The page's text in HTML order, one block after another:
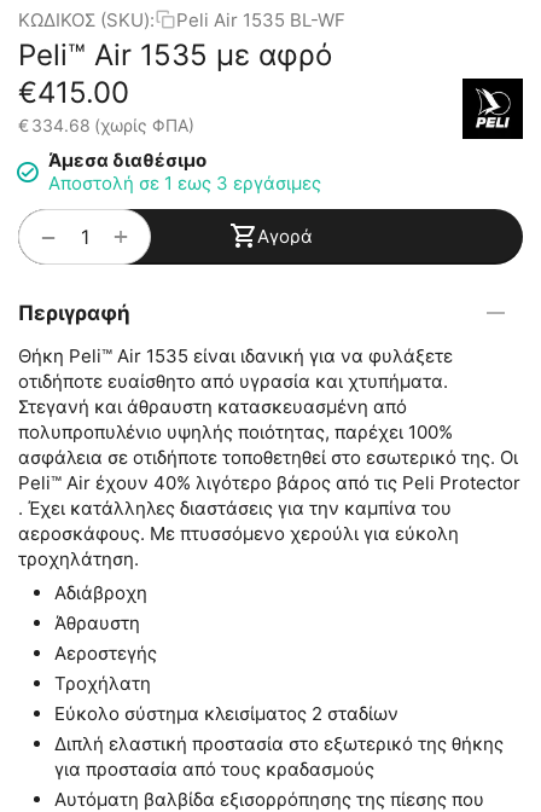
ΚΩΔΙΚΟΣ (SKU): Peli Air 1535 BL-WF
Peli™ Air 1535 με αφρό
€415.00
€334.68 (χωρίς ΦΠΑ)
Άμεσα διαθέσιμο
Αποστολή σε 1 εως 3 εργάσιμες
+
− Αγορά
Περιγραφή
Θήκη Peli™ Air 1535 είναι ιδανική για να φυλάξετε
οτιδήποτε ευαίσθητο από υγρασία και χτυπήματα.
Στεγανή και άθραυστη κατασκευασμένη από
πολυπροπυλένιο υψηλής ποιότητας, παρέχει 100%
ασφάλεια σε οτιδήποτε τοποθετηθεί στο εσωτερικό της. Οι
Peli™ Air έχουν 40% λιγότερο βάρος από τις Peli Protector
. Έχει κατάλληλες διαστάσεις για την καμπίνα του
αεροσκάφους. Με πτυσσόμενο χερούλι για εύκολη
τροχηλάτηση.
Αδιάβροχη
Άθραυστη
Αεροστεγής
Τροχήλατη
Εύκολο σύστημα κλεισίματος 2 σταδίων
Διπλή ελαστική προστασία στο εξωτερικό της θήκης
για προστασία από τους κραδασμούς
Αυτόματη βαλβίδα εξισορρόπησης της πίεσης που